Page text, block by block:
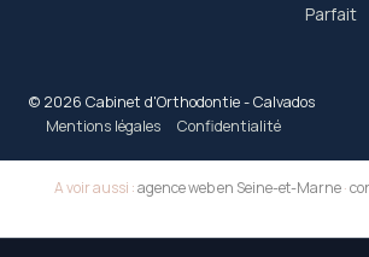
Parfait
© 2026 Cabinet d'Orthodontie - Calvados
Mentions légales
Confidentialité
A voir aussi :agence web en Seine-et-Marne·